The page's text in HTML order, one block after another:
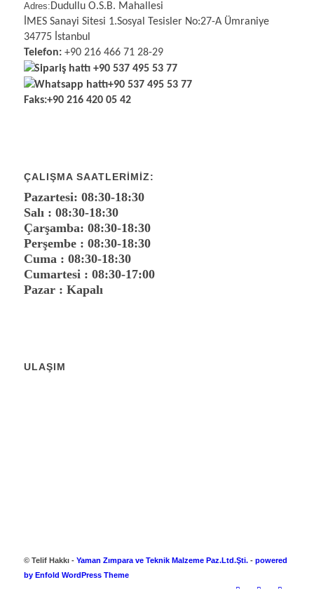
Adres: Dudullu O.S.B. Mahallesi
İMES Sanayi Sitesi 1.Sosyal Tesisler No:27-A Ümraniye
34775 İstanbul
Telefon:+90 216 466 71 28-29
Sipariş hattı +90 537 495 53 77
Whatsapp hattı+90 537 495 53 77
Faks:+90 216 420 05 42
ÇALIŞMA SAATLERIMIZ:
Pazartesi: 08:30-18:30
Salı : 08:30-18:30
Çarşamba: 08:30-18:30
Perşembe : 08:30-18:30
Cuma : 08:30-18:30
Cumartesi : 08:30-17:00
Pazar : Kapalı
ULAŞIM
© Telif Hakkı - Yaman Zımpara ve Teknik Malzeme Paz.Ltd.Şti.- powered
by Enfold WordPress Theme